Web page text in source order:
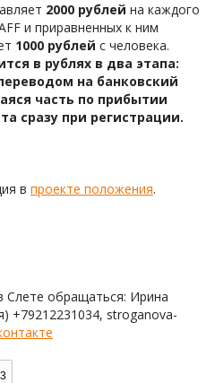
2000 рублей на каждого
и приравненных к ним
1000 рублей с человека.
в рублях в два этапа:
на банковский
часть по прибытии
сразу при регистрации.
в проекте положения.
Слете обращаться: Ирина
+79212231034, stroganova-
3